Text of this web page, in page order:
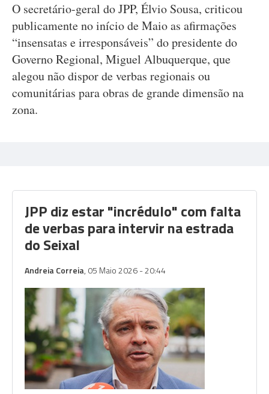
O secretário-geral do JPP, Élvio Sousa, criticou
publicamente no início de Maio as afirmações
“insensatas e irresponsáveis” do presidente do
Governo Regional, Miguel Albuquerque, que
alegou não dispor de verbas regionais ou
comunitárias para obras de grande dimensão na
zona.
JPP diz estar "incrédulo" com falta
de verbas para intervir na estrada
do Seixal
Andreia Correia, 05 Maio 2026 - 20:44